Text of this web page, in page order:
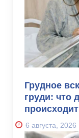
Грудное
груди: что
6 августа, 2026